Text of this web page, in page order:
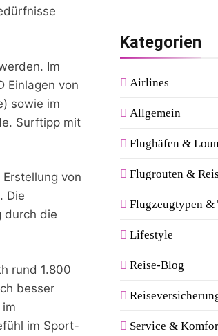
Im
Einlagen von
sowie im
. Surftipp mit
von
Die
durch die
rund 1.800
besser
im Sport-
Kategorien
Airlines
Allgemein
Flughäfen &
Flugrouten &
Flugzeugtypen &
Lifestyle
Reise-Blog
Service &